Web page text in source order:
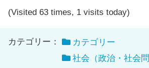
(Visited 63 times, 1 visits today)
カテゴリー：
カテゴリー
社会（政治・社会問